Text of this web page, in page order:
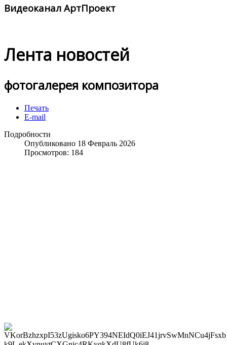
Видеоканал АртПроект
Лента новостей
фотогалерея композитора
Печать
E-mail
Подробности
Опубликовано 18 Февраль 2026
Просмотров: 184